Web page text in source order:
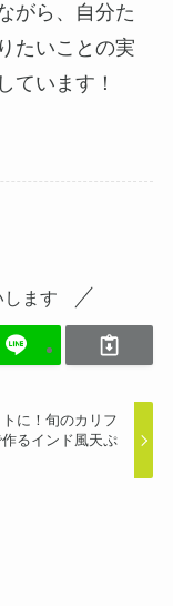
がら、自分た
たいことの実
ています！
ます
に！旬のカリフ
るインド風天ぷ